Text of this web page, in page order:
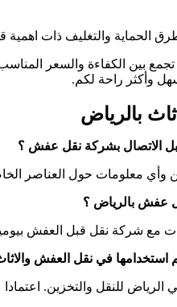
والتغليف ذات اهمية
والسعر المناسب. لا تترددوا في التواصل معنا على
وأكثر راحة لكم.
بالرياض
الاتصال بشركة نقل عفش ؟
وأي معلومات حول العناصر
عفش بالرياض ؟
مع شركة نقل قبل العفش
استخدامها في نقل العفش